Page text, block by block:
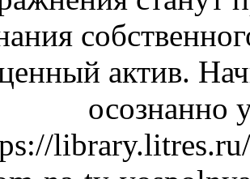
актив.
осознанно